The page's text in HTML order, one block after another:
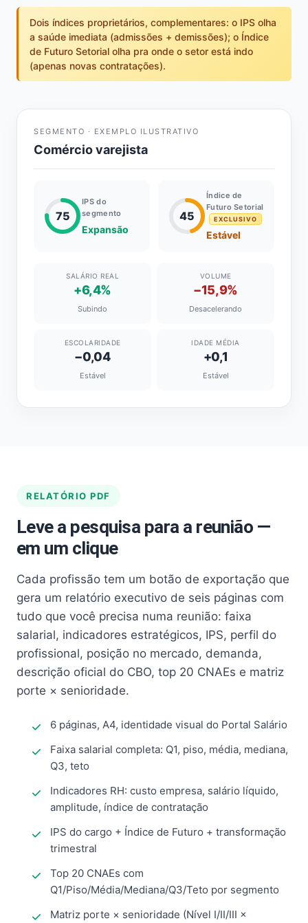
Dois índices proprietários, complementares: o IPS olha
a saúde imediata (admissões + demissões); o Índice
de Futuro Setorial olha pra onde o setor está indo
(apenas novas contratações).
SEGMENTO · EXEMPLO ILUSTRATIVO
Comércio varejista
75
IPS do
segmento
Expansão
45
Índice de
Futuro Setorial
EXCLUSIVO
Estável
SALÁRIO REAL
+6,4%
Subindo
VOLUME
−15,9%
Desacelerando
ESCOLARIDADE
−0,04
Estável
IDADE MÉDIA
+0,1
Estável
RELATÓRIO PDF
Leve a pesquisa para a reunião —
em um clique
Cada profissão tem um botão de exportação que
gera um relatório executivo de seis páginas com
tudo que você precisa numa reunião: faixa
salarial, indicadores estratégicos, IPS, perfil do
profissional, posição no mercado, demanda,
descrição oficial do CBO, top 20 CNAEs e matriz
porte × senioridade.
6 páginas, A4, identidade visual do Portal Salário
Faixa salarial completa: Q1, piso, média, mediana,
Q3, teto
Indicadores RH: custo empresa, salário líquido,
amplitude, índice de contratação
IPS do cargo + Índice de Futuro + transformação
trimestral
Top 20 CNAEs com
Q1/Piso/Média/Mediana/Q3/Teto por segmento
Matriz porte × senioridade (Nível I/II/III ×